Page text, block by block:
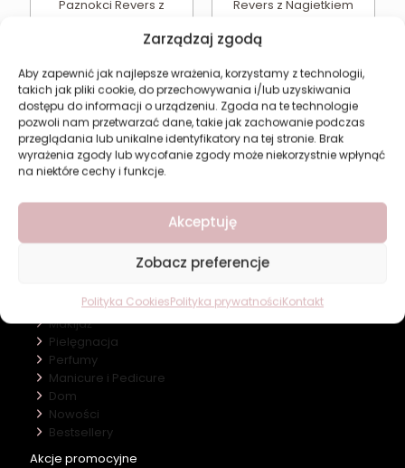
Zarządzaj zgodą
Aby zapewnić jak najlepsze wrażenia, korzystamy z technologii,
takich jak pliki cookie, do przechowywania i/lub uzyskiwania
dostępu do informacji o urządzeniu. Zgoda na te technologie
pozwoli nam przetwarzać dane, takie jak zachowanie podczas
przeglądania lub unikalne identyfikatory na tej stronie. Brak
wyrażenia zgody lub wycofanie zgody może niekorzystnie wpłynąć
na niektóre cechy i funkcje.
Akceptuję
Zobacz preferencje
Polityka CookiesPolityka prywatnościKontakt
Paznokci Revers z
Dodaj do koszyka
Revers z Nagietkiem
Dodaj do koszyka
Revers Cosmetics
Makijaż
Pielęgnacja
Perfumy
Manicure i Pedicure
Dom
Nowości
Bestsellery
Akcje promocyjne